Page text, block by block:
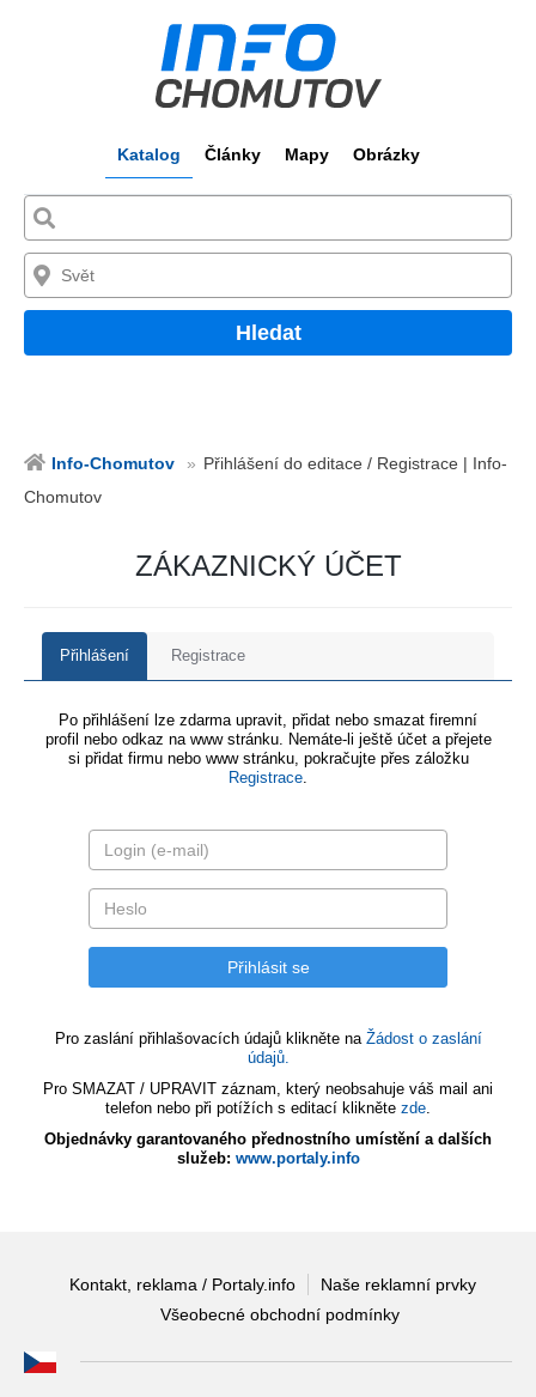
Katalog Články Mapy Obrázky
Hledat
Info-Chomutov
Přihlášení do editace / Registrace | Info-
Chomutov
ZÁKAZNICKÝ ÚČET
Přihlášení Registrace
Po přihlášení lze zdarma upravit, přidat nebo smazat firemní
profil nebo odkaz na www stránku. Nemáte-li ještě účet a přejete
si přidat firmu nebo www stránku, pokračujte přes záložku
Registrace.
Pro zaslání přihlašovacích údajů klikněte na Žádost o zaslání
údajů.
Pro SMAZAT / UPRAVIT záznam, který neobsahuje váš mail ani
telefon nebo při potížích s editací klikněte zde.
Objednávky garantovaného přednostního umístění a dalších
služeb: www.portaly.info
Kontakt, reklama / Portaly.info
Naše reklamní prvky
Všeobecné obchodní podmínky